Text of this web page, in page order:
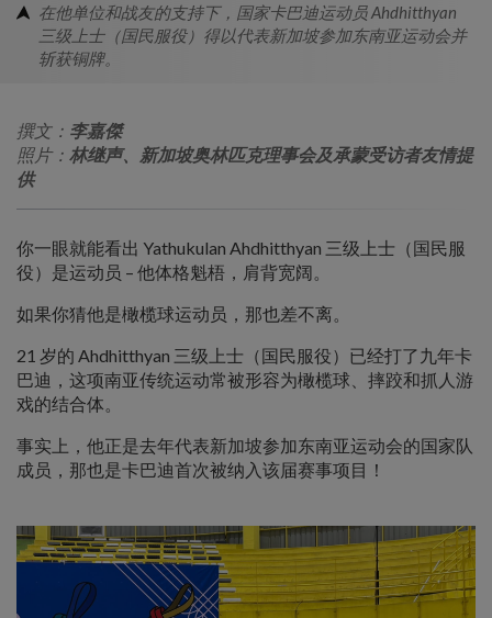
在他单位和战友的支持下，国家卡巴迪运动员 Ahdhitthyan
三级上士（国民服役）得以代表新加坡参加东南亚运动会并
斩获铜牌。
撰文： 李嘉傑
照片： 林继声、新加坡奥林匹克理事会及承蒙受访者友情提
供
你一眼就能看出 Yathukulan Ahdhitthyan 三级上士（国民服
役）是运动员 – 他体格魁梧，肩背宽阔。
如果你猜他是橄榄球运动员，那也差不离。
21 岁的 Ahdhitthyan 三级上士（国民服役）已经打了九年卡
巴迪，这项南亚传统运动常被形容为橄榄球、摔跤和抓人游
戏的结合体。
事实上，他正是去年代表新加坡参加东南亚运动会的国家队
成员，那也是卡巴迪首次被纳入该届赛事项目！